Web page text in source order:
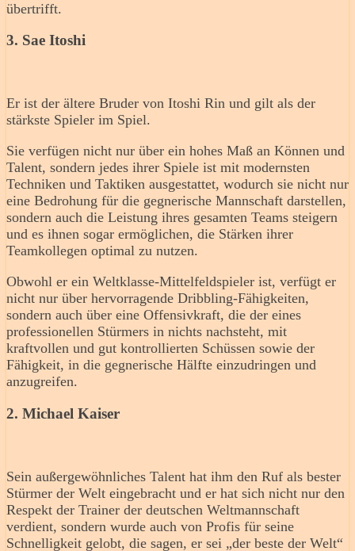
übertrifft.
3. Sae Itoshi
Er ist der ältere Bruder von Itoshi Rin und gilt als der
stärkste Spieler im Spiel.
Sie verfügen nicht nur über ein hohes Maß an Können und
Talent, sondern jedes ihrer Spiele ist mit modernsten
Techniken und Taktiken ausgestattet, wodurch sie nicht nur
eine Bedrohung für die gegnerische Mannschaft darstellen,
sondern auch die Leistung ihres gesamten Teams steigern
und es ihnen sogar ermöglichen, die Stärken ihrer
Teamkollegen optimal zu nutzen.
Obwohl er ein Weltklasse-Mittelfeldspieler ist, verfügt er
nicht nur über hervorragende Dribbling-Fähigkeiten,
sondern auch über eine Offensivkraft, die der eines
professionellen Stürmers in nichts nachsteht, mit
kraftvollen und gut kontrollierten Schüssen sowie der
Fähigkeit, in die gegnerische Hälfte einzudringen und
anzugreifen.
2. Michael Kaiser
Sein außergewöhnliches Talent hat ihm den Ruf als bester
Stürmer der Welt eingebracht und er hat sich nicht nur den
Respekt der Trainer der deutschen Weltmannschaft
verdient, sondern wurde auch von Profis für seine
Schnelligkeit gelobt, die sagen, er sei „der beste der Welt“